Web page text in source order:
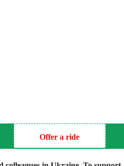
Offer a ride